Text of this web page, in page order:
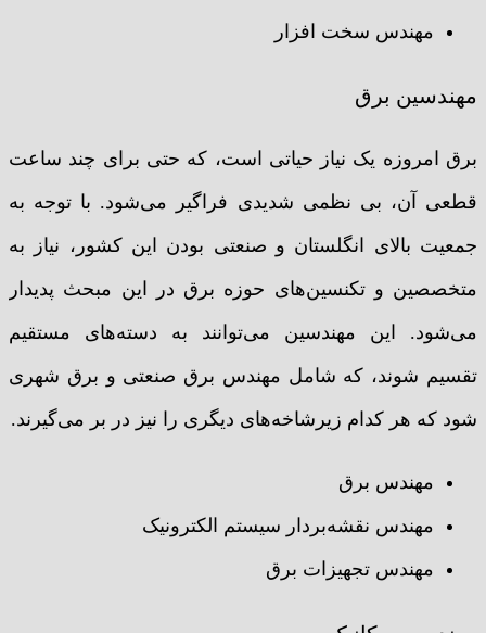
مهندس سخت افزار
مهندسین برق
برق امروزه یک نیاز حیاتی است، که حتی برای چند ساعت
قطعی آن، بی نظمی شدیدی فراگیر می‌شود. با توجه به
جمعیت بالای انگلستان و صنعتی بودن این کشور، نیاز به
متخصصین و تکنسین‌های حوزه برق در این مبحث پدیدار
می‌شود. این مهندسین می‌توانند به دسته‌های مستقیم
تقسیم شوند، که شامل مهندس برق صنعتی و برق شهری
شود که هر کدام زیرشاخه‌های دیگری را نیز در بر می‌گیرند.
مهندس برق
مهندس نقشه‌بردار سیستم الکترونیک
مهندس تجهیزات برق